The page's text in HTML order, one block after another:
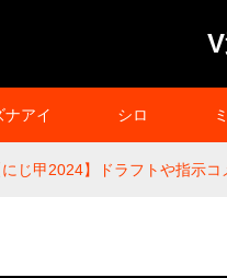
ナアイ シロ
にじ甲2024】ドラフトや指示